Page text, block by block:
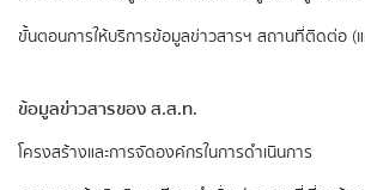
ขั้นตอนการให้บริการข้อมูลข่าวสารฯ สถานที่ติดต่อ (
ข้อมูลข่าวสารของ ส.ส.ท.
​โครงสร้างและการจัดองค์กรในการดำเนินการ